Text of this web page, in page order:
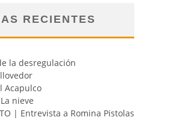
RECIENTES
la desregulación
Acapulco
nieve
| Entrevista a Romina Pistolas